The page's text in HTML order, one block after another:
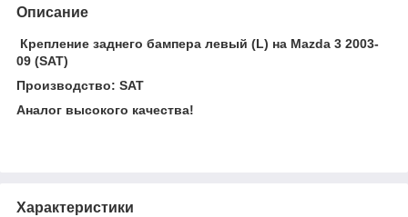
Описание
Крепление заднего бампера левый (L) на Mazda 3 2003-
09 (SAT)
Производство: SAT
Аналог высокого качества!
Характеристики